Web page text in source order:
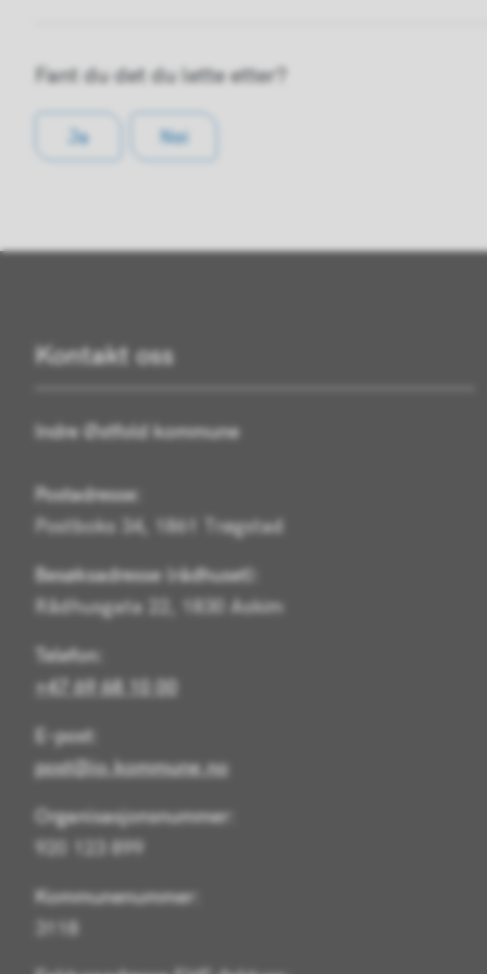
Fant du det du lette etter?
Ja Nei
Kontakt oss
Indre Østfold kommune
Postadresse:
Postboks 34, 1861 Trøgstad
Besøksadresse (rådhuset):
Rådhusgata 22, 1830 Askim
Telefon:
+47 69 68 10 00
E-post:
post@io.kommune.no
Organisasjonsnummer:
920 123 899
Kommunenummer:
3118